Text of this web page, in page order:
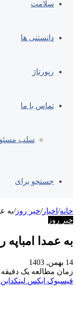
سلامت
دانستنی ها
رپورتاژ
تماس با ما
سلب
جستجو برای
خانه/ اخبار/خبر روز/به
خبر روز
به عمدا امباپه
14 بهمن, 1403
زمان مطالعه یک دقیقه
فیسبوک ایکس لینکداین